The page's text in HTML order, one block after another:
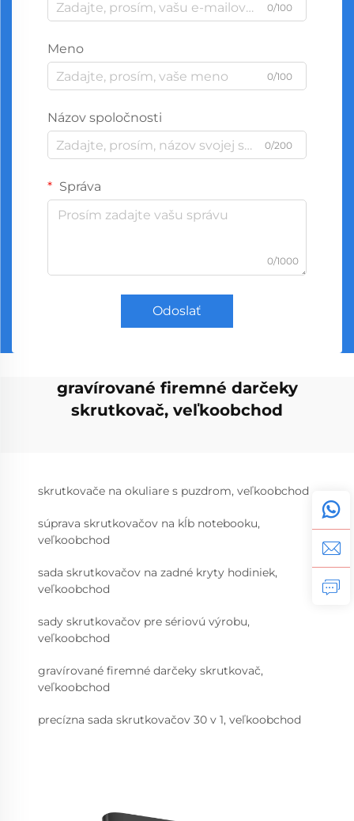
0/100
Meno
0/100
Názov spoločnosti
0/200
Správa
0/1000
Odoslať
gravírované firemné darčeky
skrutkovač, veľkoobchod
skrutkovače na okuliare s puzdrom, veľkoobchod
súprava skrutkovačov na kĺb notebooku,
veľkoobchod
sada skrutkovačov na zadné kryty hodiniek,
veľkoobchod
sady skrutkovačov pre sériovú výrobu,
veľkoobchod
gravírované firemné darčeky skrutkovač,
veľkoobchod
precízna sada skrutkovačov 30 v 1, veľkoobchod